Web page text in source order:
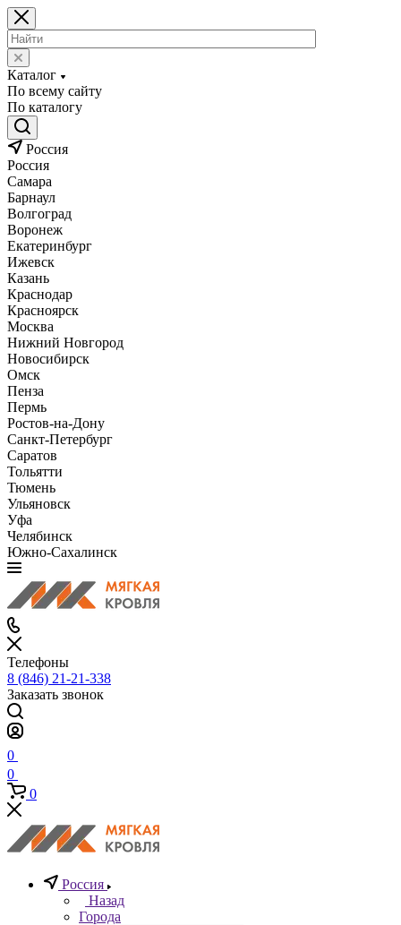
Каталог
По всему сайту
По каталогу
Россия
Россия
Самара
Барнаул
Волгоград
Воронеж
Екатеринбург
Ижевск
Казань
Краснодар
Красноярск
Москва
Нижний Новгород
Новосибирск
Омск
Пенза
Пермь
Ростов-на-Дону
Санкт-Петербург
Саратов
Тольятти
Тюмень
Ульяновск
Уфа
Челябинск
Южно-Сахалинск
Телефоны
8 (846) 21-21-338
Заказать звонок
0
0
0
Россия
Назад
Города